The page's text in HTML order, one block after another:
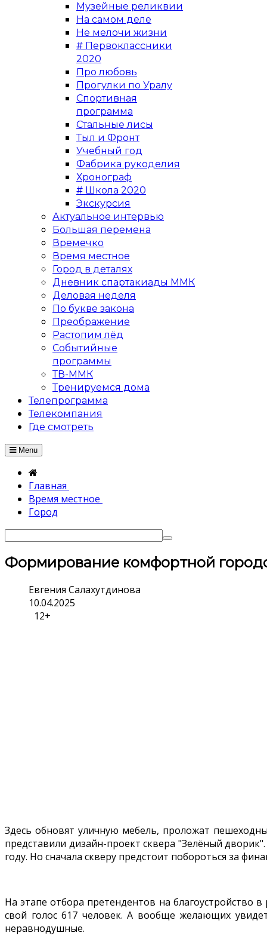
Музейные реликвии
На самом деле
Не мелочи жизни
# Первоклассники
2020
Про любовь
Прогулки по Уралу
Спортивная
программа
Стальные лисы
Тыл и Фронт
Учебный год
Фабрика рукоделия
Хронограф
# Школа 2020
Экскурсия
Актуальное интервью
Большая перемена
Времечко
Время местное
Город в деталях
Дневник спартакиады ММК
Деловая неделя
По букве закона
Преображение
Растопим лёд
Событийные
программы
ТВ-ММК
Тренируемся дома
Телепрограмма
Телекомпания
Где смотреть
Menu
Главная
Время местное
Город
Формирование комфортной
Евгения Салахутдинова
10.04.2025
12+
Здесь обновят уличную мебель, проложат
представили дизайн-проект сквера "Зелёный
году. Но сначала скверу предстоит побороться за
На этапе отбора претендентов на благоустройство
свой голос 617 человек. А вообще желающих
неравнодушные.